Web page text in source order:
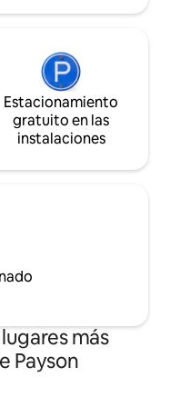
Estacionamiento
gratuito en las
instalaciones
más
Payson